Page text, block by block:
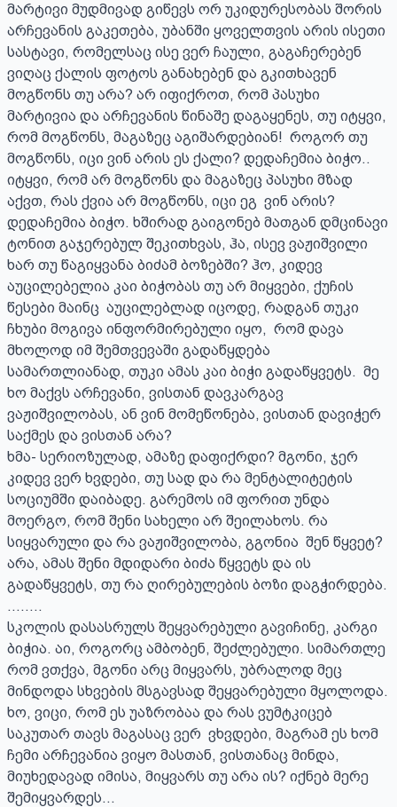
მარტივი მუდმივად გიწევს ორ უკიდურესობას შორის
არჩევანის გაკეთება, უბანში ყოველთვის არის ისეთი
სასტავი, რომელსაც ისე ვერ ჩაული, გაგაჩერებენ
ვიღაც ქალის ფოტოს განახებენ და გკითხავენ
მოგწონს თუ არა? არ იფიქროთ, რომ პასუხი
მარტივია და არჩევანის წინაშე დაგაყენეს, თუ იტყვი,
რომ მოგწონს, მაგაზეც აგიშარდებიან!  როგორ თუ
მოგწონს, იცი ვინ არის ეს ქალი? დედაჩემია ბიჭო..
იტყვი, რომ არ მოგწონს და მაგაზეც პასუხი მზად
აქვთ, რას ქვია არ მოგწონს, იცი ეგ  ვინ არის?
დედაჩემია ბიჭო. ხშირად გაიგონებ მათგან დმცინავი
ტონით გაჯერებულ შეკითხვას, ჰა, ისევ ვაჟიშვილი
ხარ თუ წაგიყვანა ბიძამ ბოზებში? ჰო, კიდევ
აუცილებელია კაი ბიჭობას თუ არ მიყვები, ქუჩის
წესები მაინც  აუცილებლად იცოდე, რადგან თუკი
ჩხუბი მოგივა ინფორმირებული იყო,  რომ დავა
მხოლოდ იმ შემთვევაში გადაწყდება
სამართლიანად, თუკი ამას კაი ბიჭი გადაწყვეტს.  მე
ხო მაქვს არჩევანი, ვისთან დავკარგავ
ვაჟიშვილობას, ან ვინ მომეწონება, ვისთან დავიჭერ
საქმეს და ვისთან არა?
ხმა- სერიოზულად, ამაზე დაფიქრდი? მგონი, ჯერ
კიდევ ვერ ხვდები, თუ სად და რა მენტალიტეტის
სოციუმში დაიბადე. გარემოს იმ ფორით უნდა
მოერგო, რომ შენი სახელი არ შეილახოს. რა
სიყვარული და რა ვაჟიშვილობა, გგონია  შენ წყვეტ?
არა, ამას შენი მდიდარი ბიძა წყვეტს და ის
გადაწყვეტს, თუ რა ღირებულების ბოზი დაგჭირდება.
........
სკოლის დასასრულს შეყვარებული გავიჩინე, კარგი
ბიჭია. აი, როგორც ამბობენ, შეძლებული. სიმართლე
რომ ვთქვა, მგონი არც მიყვარს, უბრალოდ მეც
მინდოდა სხვების მსგავსად შეყვარებული მყოლოდა.
ხო, ვიცი, რომ ეს უაზრობაა და რას ვუმტკიცებ
საკუთარ თავს მაგასაც ვერ  ვხვდები, მაგრამ ეს ხომ
ჩემი არჩევანია ვიყო მასთან, ვისთანაც მინდა,
მიუხედავად იმისა, მიყვარს თუ არა ის? იქნებ მერე
შემიყვარდეს...